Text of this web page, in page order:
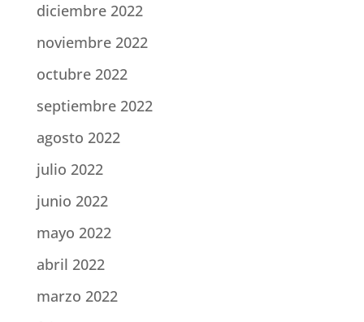
diciembre 2022
noviembre 2022
octubre 2022
septiembre 2022
agosto 2022
julio 2022
junio 2022
mayo 2022
abril 2022
marzo 2022